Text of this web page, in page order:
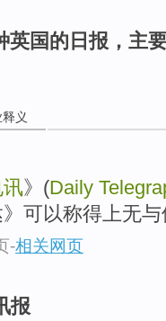
英国的日报，主
义
》(Daily
可以称得上无
-相关网页
报